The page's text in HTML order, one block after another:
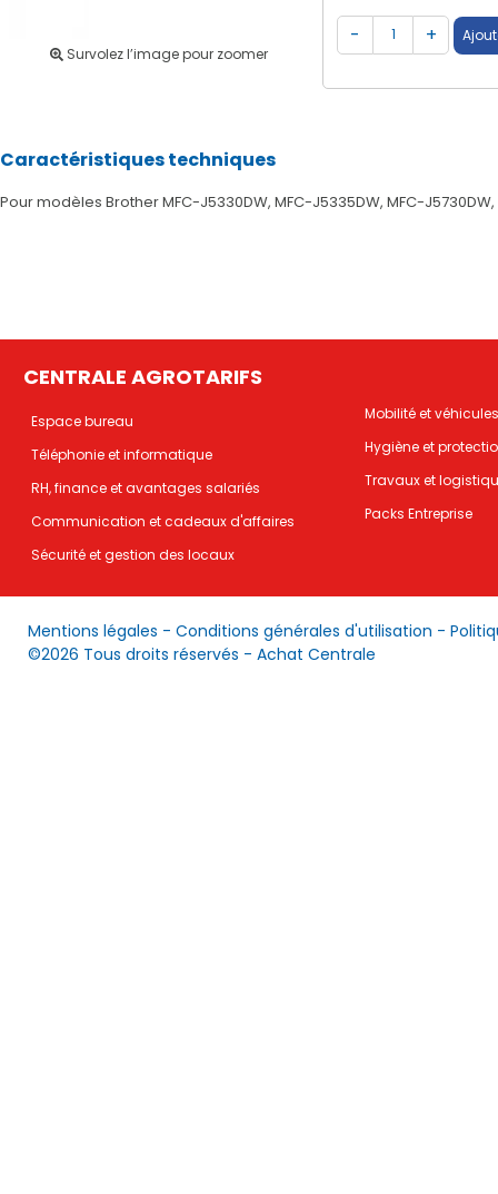
Survolez l’image pour zoomer
Caractéristiques techniques
Pour modèles Brother MFC-J5330DW, MFC-J5335DW, MFC-
CENTRALE AGROTARIFS
Espace bureau
Téléphonie et informatique
RH, finance et avantages salariés
Communication et cadeaux d'affaires
Sécurité et gestion des locaux
Mobilité et véhicules
Hygiène et
Travaux et
Packs Entreprise
Mentions légales - Conditions générales d'utilisation -
©2026 Tous droits réservés - Achat Centrale